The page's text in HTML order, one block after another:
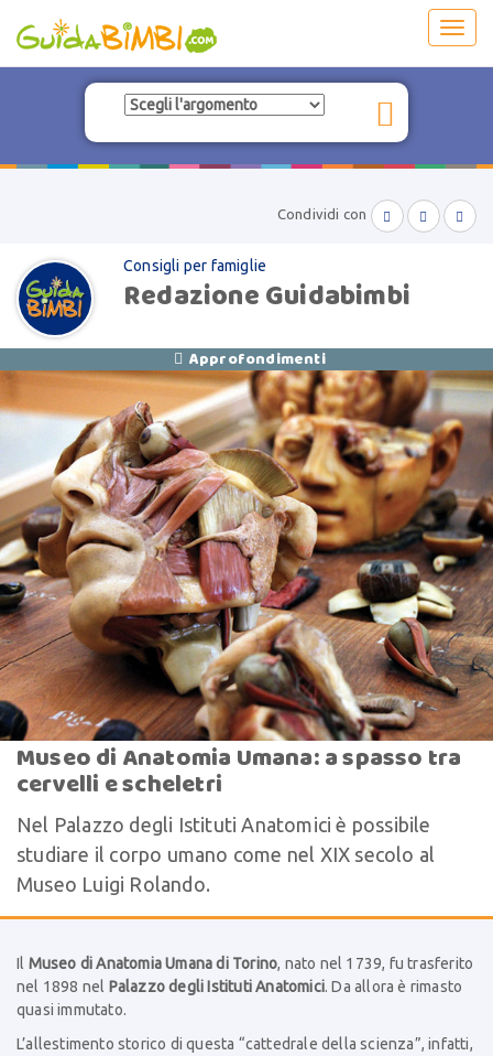
Condividi con   
Consigli per famiglie
Redazione Guidabimbi
 Approfondimenti
Museo di Anatomia Umana: a spasso tra
cervelli e scheletri
Nel Palazzo degli Istituti Anatomici è possibile
studiare il corpo umano come nel XIX secolo al
Museo Luigi Rolando.
Il Museo di Anatomia Umana di Torino, nato nel 1739, fu trasferito
nel 1898 nel Palazzo degli Istituti Anatomici. Da allora è rimasto
quasi immutato.
L’allestimento storico di questa “cattedrale della scienza”, infatti,